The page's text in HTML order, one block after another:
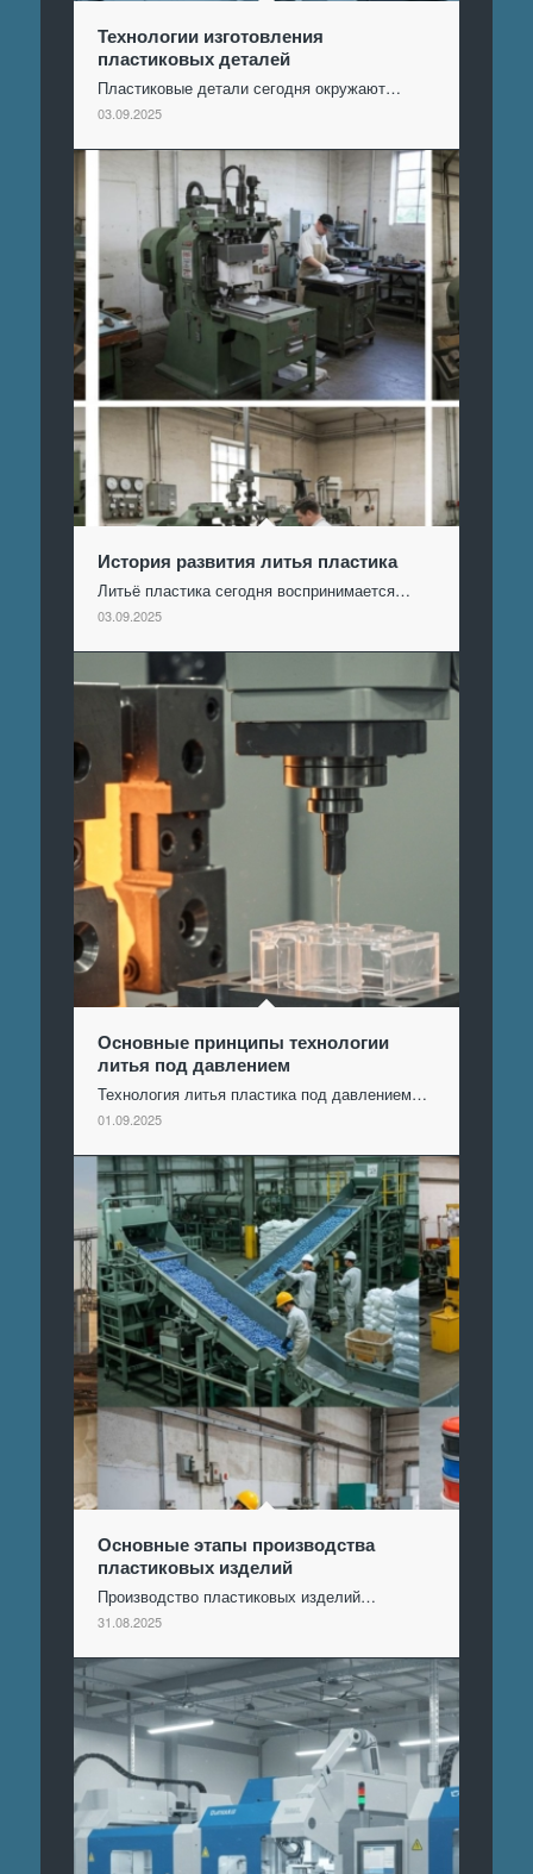
Технологии изготовления
пластиковых деталей
Пластиковые детали сегодня окружают…
03.09.2025
История развития литья пластика
Литьё пластика сегодня воспринимается…
03.09.2025
Основные принципы технологии
литья под давлением
Технология литья пластика под давлением…
01.09.2025
Основные этапы производства
пластиковых изделий
Производство пластиковых изделий…
31.08.2025